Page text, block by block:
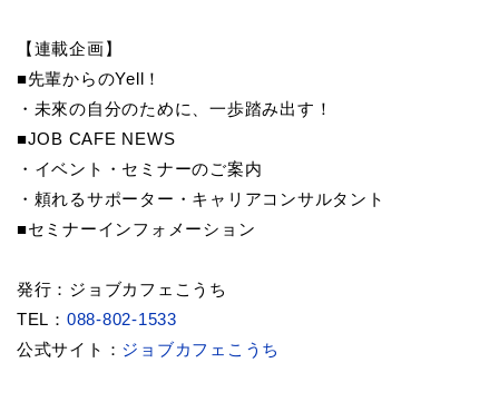
【連載企画】
■先輩からのYell！
・未來の自分のために、一歩踏み出す！
■JOB CAFE NEWS
・イベント・セミナーのご案内
・頼れるサポーター・キャリアコンサルタント
■セミナーインフォメーション
発行：ジョブカフェこうち
TEL： 088-802-1533
公式サイト： ジョブカフェこうち